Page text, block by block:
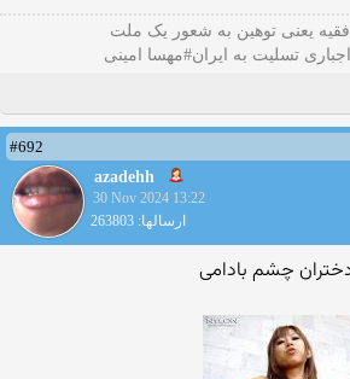
یعنی‌ توهین به شعور یک ملت
تسلیت به ایران#مهسا امینی
#692
azadehh
30 Nov 2024 13:22
ارسالها: 263803
چشم بادامی